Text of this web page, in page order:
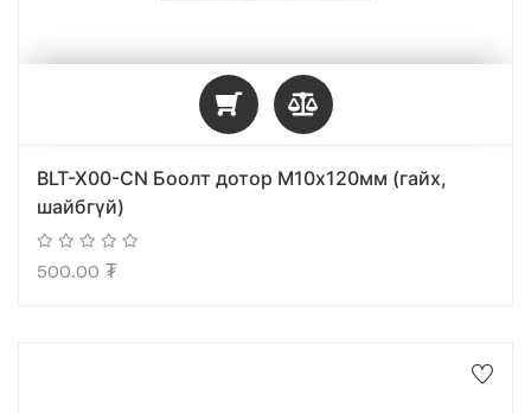
BLT-X00-CN Боолт дотор М10x120мм (гайх,
шайбгүй)
500.00 ₮